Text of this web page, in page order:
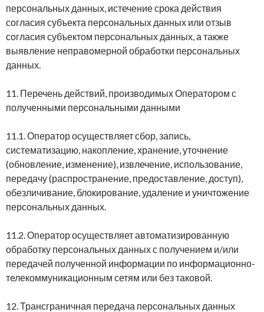
персональных данных, истечение срока действия
согласия субъекта персональных данных или отзыв
согласия субъектом персональных данных, а также
выявление неправомерной обработки персональных
данных.
11. Перечень действий, производимых Оператором с
полученными персональными данными
11.1. Оператор осуществляет сбор, запись,
систематизацию, накопление, хранение, уточнение
(обновление, изменение), извлечение, использование,
передачу (распространение, предоставление, доступ),
обезличивание, блокирование, удаление и уничтожение
персональных данных.
11.2. Оператор осуществляет автоматизированную
обработку персональных данных с получением и/или
передачей полученной информации по информационно-
телекоммуникационным сетям или без таковой.
12. Трансграничная передача персональных данных